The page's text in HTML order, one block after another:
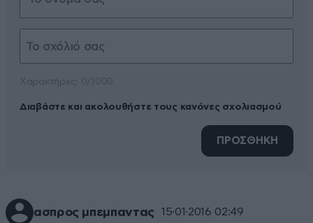
Διαβάστε και ακολουθήστε τους κανόνες σχολιασμού
ΠΡΟΣΘΗΚΗ
ασπρος μπεμπαντας 15·01·2016 02:49